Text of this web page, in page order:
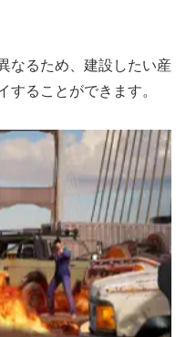
なるため、建設したい産
することができます。